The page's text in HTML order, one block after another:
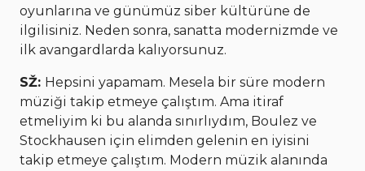
oyunlarına ve günümüz siber kültürüne de
ilgilisiniz. Neden sonra, sanatta modernizmde ve
ilk avangardlarda kalıyorsunuz.
SŽ: Hepsini yapamam. Mesela bir süre modern
müziği takip etmeye çalıştım. Ama itiraf
etmeliyim ki bu alanda sınırlıydım, Boulez ve
Stockhausen için elimden gelenin en iyisini
takip etmeye çalıştım. Modern müzik alanında